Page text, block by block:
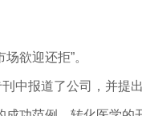
欲迎还拒”。
，并提出“博奥已经成为中国第一